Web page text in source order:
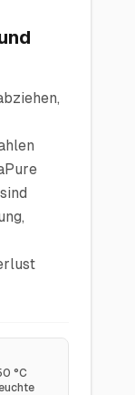
°C